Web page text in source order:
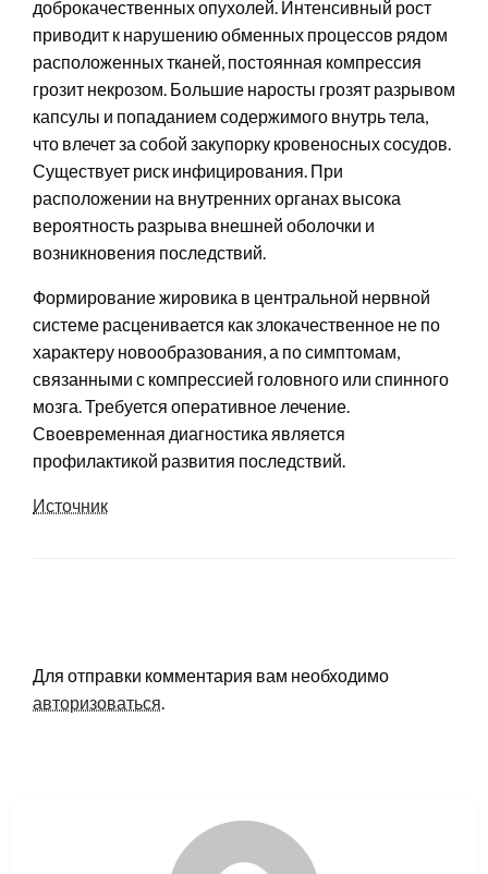
доброкачественных опухолей. Интенсивный рост
приводит к нарушению обменных процессов рядом
расположенных тканей, постоянная компрессия
грозит некрозом. Большие наросты грозят разрывом
капсулы и попаданием содержимого внутрь тела,
что влечет за собой закупорку кровеносных сосудов.
Существует риск инфицирования. При
расположении на внутренних органах высока
вероятность разрыва внешней оболочки и
возникновения последствий.
Формирование жировика в центральной нервной
системе расценивается как злокачественное не по
характеру новообразования, а по симптомам,
связанными с компрессией головного или спинного
мозга. Требуется оперативное лечение.
Своевременная диагностика является
профилактикой развития последствий.
Источник
Для отправки комментария вам необходимо
авторизоваться.